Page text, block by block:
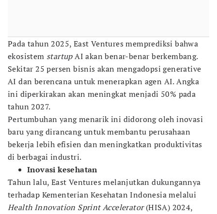
Pada tahun 2025, East Ventures memprediksi bahwa
ekosistem startupAI akan benar-benar berkembang.
Sekitar 25 persen bisnis akan mengadopsi generative
AI dan berencana untuk menerapkan agen AI. Angka
ini diperkirakan akan meningkat menjadi 50% pada
tahun 2027.
Pertumbuhan yang menarik ini didorong oleh inovasi
baru yang dirancang untuk membantu perusahaan
bekerja lebih efisien dan meningkatkan produktivitas
di berbagai industri.
Inovasi kesehatan
Tahun lalu, East Ventures melanjutkan dukungannya
terhadap Kementerian Kesehatan Indonesia melalui
Health Innovation Sprint Accelerator(HISA) 2024,